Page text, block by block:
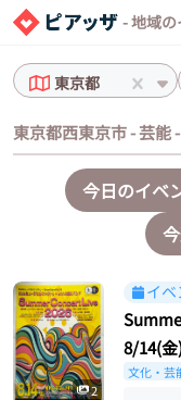
- 地域
東京都
東京都西東京市 - 芸能
今日のイベ
2
イベ
8/14(
文化・芸